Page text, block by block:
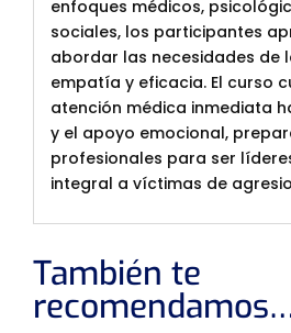
enfoques médicos,
sociales, los participantes
abordar las necesidades de
empatía y eficacia. El curso
atención médica inmediata
y el apoyo emocional,
profesionales para ser
integral a víctimas de
También te